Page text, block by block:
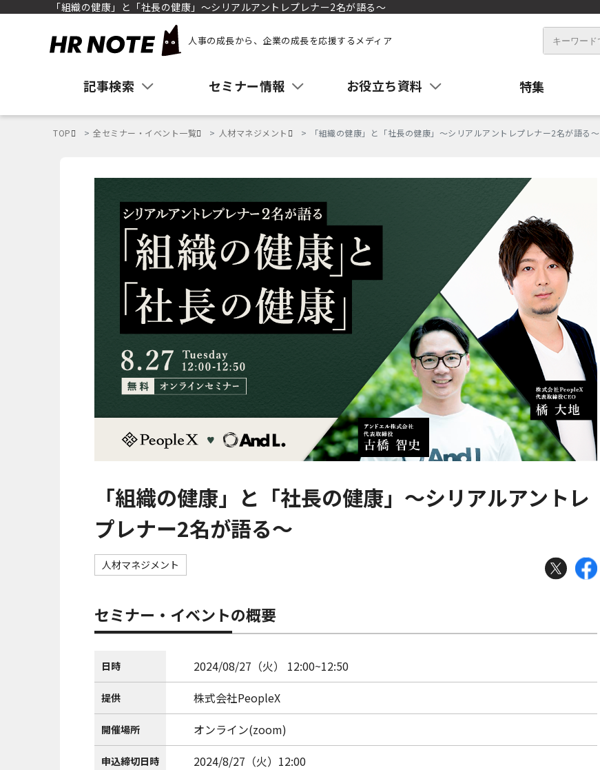
「組織の健康」と「社長の健康」〜シリアルアントレプレナー2名が語る〜
人事の成長から、企業の成長を応援するメディア
記事検索 セミナー情報 お役立ち資料 特集
TOP 全セミナー・イベント一覧 人材マネジメント 「組織の健康」と「社長の健康」〜シリアルアントレプレナー2名が語る〜
「組織の健康」と「社長の健康」〜シリアルアントレ
プレナー2名が語る〜
人材マネジメント
セミナー・イベントの概要
日時 2024/08/27（火） 12:00~12:50
提供 株式会社PeopleX
開催場所 オンライン(zoom)
申込締切日時 2024/8/27（火）12:00